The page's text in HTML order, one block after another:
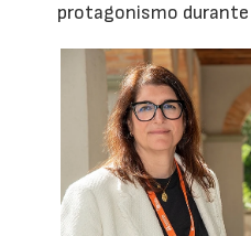
protagonismo